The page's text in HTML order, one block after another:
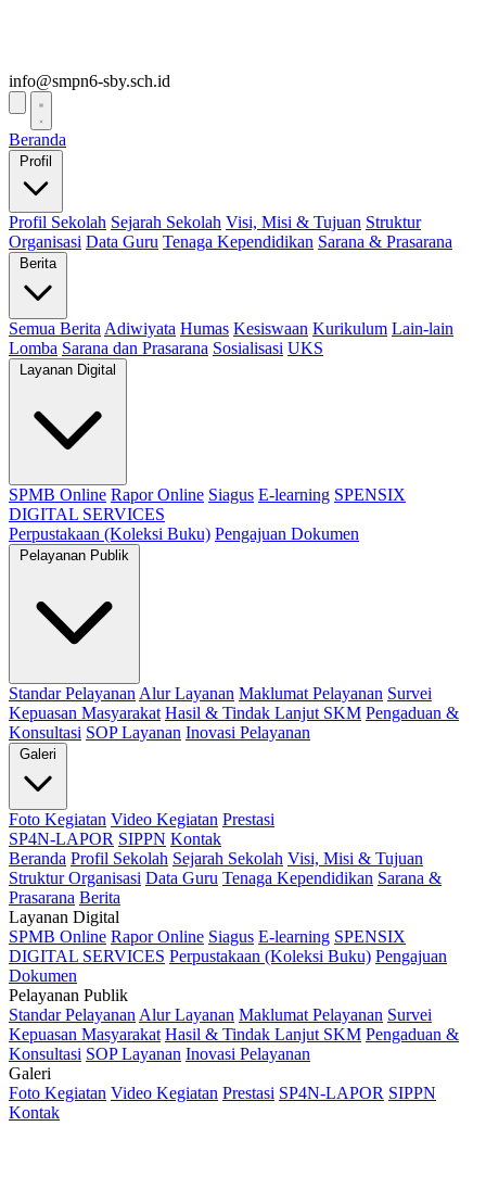
info@smpn6-sby.sch.id
Beranda
Profil
Profil Sekolah Sejarah Sekolah Visi, Misi & Tujuan Struktur
Organisasi Data Guru Tenaga Kependidikan Sarana & Prasarana
Berita
Semua Berita Adiwiyata Humas Kesiswaan Kurikulum Lain-lain
Lomba Sarana dan Prasarana Sosialisasi UKS
Layanan Digital
SPMB Online Rapor Online Siagus E-learning SPENSIX
DIGITAL SERVICES
Perpustakaan (Koleksi Buku) Pengajuan Dokumen
Pelayanan Publik
Standar Pelayanan Alur Layanan Maklumat Pelayanan Survei
Kepuasan Masyarakat Hasil & Tindak Lanjut SKM Pengaduan &
Konsultasi SOP Layanan Inovasi Pelayanan
Galeri
Foto Kegiatan Video Kegiatan Prestasi
SP4N-LAPOR SIPPN Kontak
Beranda Profil Sekolah Sejarah Sekolah Visi, Misi & Tujuan
Struktur Organisasi Data Guru Tenaga Kependidikan Sarana &
Prasarana Berita
Layanan Digital
SPMB Online Rapor Online Siagus E-learning SPENSIX
DIGITAL SERVICES Perpustakaan (Koleksi Buku) Pengajuan
Dokumen
Pelayanan Publik
Standar Pelayanan Alur Layanan Maklumat Pelayanan Survei
Kepuasan Masyarakat Hasil & Tindak Lanjut SKM Pengaduan &
Konsultasi SOP Layanan Inovasi Pelayanan
Galeri
Foto Kegiatan Video Kegiatan Prestasi SP4N-LAPOR SIPPN
Kontak